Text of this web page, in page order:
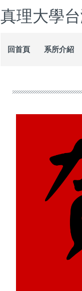
真理大學
回首頁 系所介紹